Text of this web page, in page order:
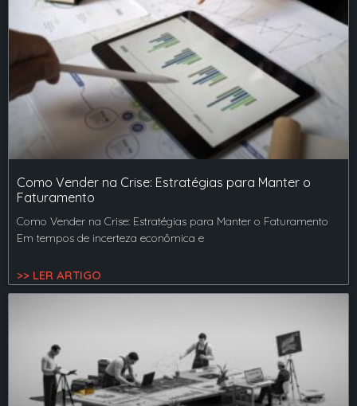
Como Vender na Crise: Estratégias para Manter o
Faturamento
Como Vender na Crise: Estratégias para Manter o Faturamento
Em tempos de incerteza econômica e
>> LER ARTIGO